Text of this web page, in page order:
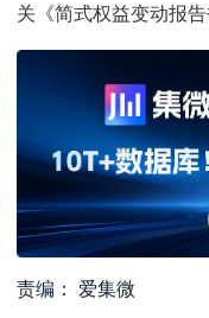
关《简式权益变动报
责编： 爱集微